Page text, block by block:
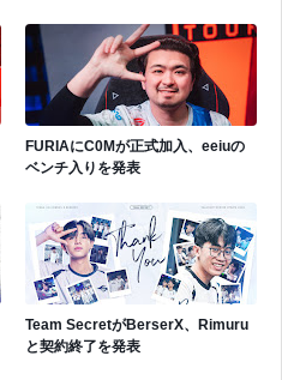
FURIAにC0Mが正式加入、eeiuの
ベンチ入りを発表
Team SecretがBerserX、Rimuru
と契約終了を発表